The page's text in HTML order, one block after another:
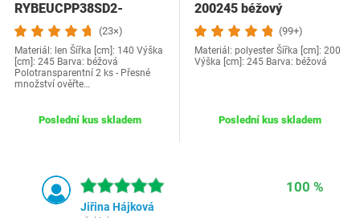
RYBEUCPP38SD2-
140245C34
(23×)
Materiál: len Šířka [cm]: 140 Výška
[cm]: 245 Barva: béžová
Polotransparentní 2 ks - Přesné
množství ověřte…
Poslední kus skladem
200245 béžový
(99+)
Materiál: polyester Šířka [cm]: 200
Výška [cm]: 245 Barva: béžová
Poslední kus skladem
100 %
Jiřina Hájková